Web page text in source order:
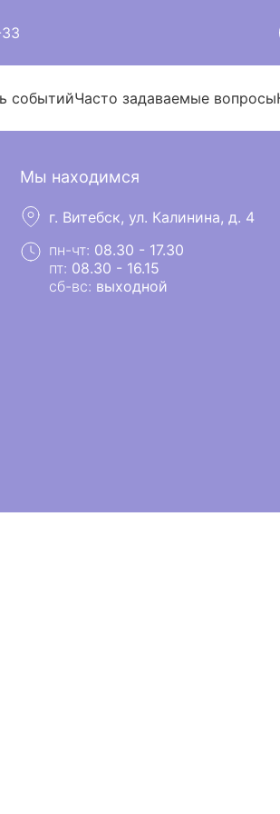
событийЧасто задаваемые вопросы
Мы находимся
г. Витебск, ул. Калинина, д. 4
пн-чт: 08.30 - 17.30
пт: 08.30 - 16.15
сб-вс: выходной